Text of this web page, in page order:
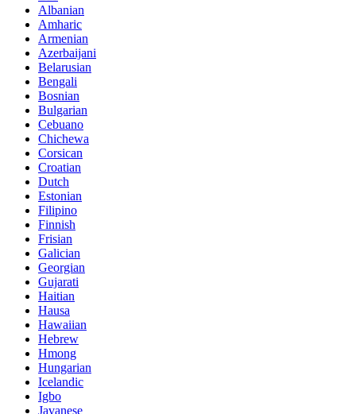
Albanian
Amharic
Armenian
Azerbaijani
Belarusian
Bengali
Bosnian
Bulgarian
Cebuano
Chichewa
Corsican
Croatian
Dutch
Estonian
Filipino
Finnish
Frisian
Galician
Georgian
Gujarati
Haitian
Hausa
Hawaiian
Hebrew
Hmong
Hungarian
Icelandic
Igbo
Javanese